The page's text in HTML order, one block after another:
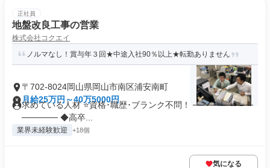
正社員
地盤改良工事の営業
株式会社コクエイ
ノルマなし！賞与年３回★中途入社90％以上★転勤ありません
〒702-8024岡山県岡山市南区浦安南町
月給25万円～40万5000円
求めている人材 ⭐資格･職歴･ブランク不問！ ──────────
────── ◆高卒...
業界未経験歓迎 +18個
気になる